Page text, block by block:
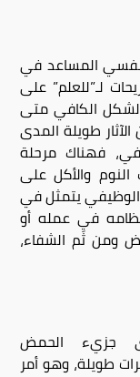
المساعد في
لـ”للعلم” على
الكافي متى
طويلة المدى
فهناك مرحلة
والأكل على
يتمثل في
في عمله أو
ومن ثَم الشفاء،
جزيء الحمض
طويلة، وهو أمر